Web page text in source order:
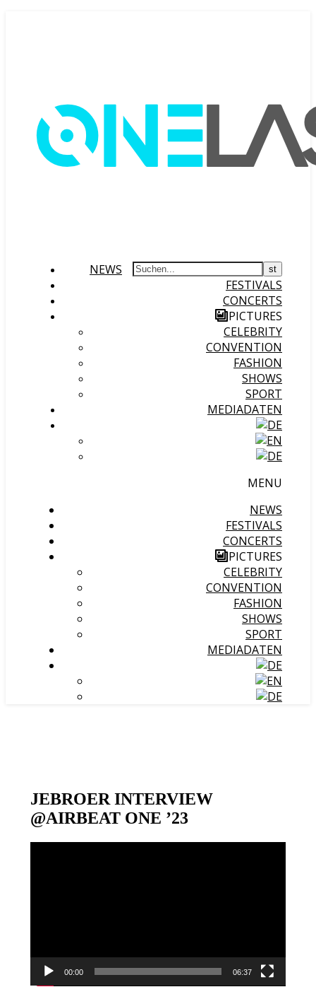
NEWS
FESTIVALS
CONCERTS
PICTURES
CELEBRITY
CONVENTION
FASHION
SHOWS
SPORT
MEDIADATEN
MENU
NEWS
FESTIVALS
CONCERTS
PICTURES
CELEBRITY
CONVENTION
FASHION
SHOWS
SPORT
MEDIADATEN
JEBROER INTERVIEW
@AIRBEAT ONE ’23
00:00 06:37